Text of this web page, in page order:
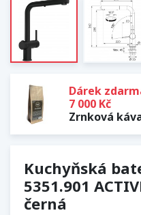
Dárek
7 000 Kč
Zrnková
Kuchyňská
5351.901
černá